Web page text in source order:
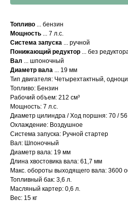
Топливо ... бензин
Мощность ... 7 л.с.
Система запуска ... ручной
Понижающий редуктор ... без
Вал ... шпоночный
Диаметр вала ... 19 мм
Тип двигателя: Четырехтактный,
Топливо: Бензин
Рабочий объем: 212 см³
Мощность: 7 л.с.
Диаметр цилиндра / Ход поршня: 70 /
Охлаждение: Воздушное
Система запуска: Ручной стартер
Вал: Шпоночный
Диаметр вала: 19 мм
Длина хвостовика вала: 61,7 мм
Макс. обороты выходящего вала: 3600
Топливный бак: 3,6 л.
Масляный картер: 0,6 л.
Вес: 15 кг